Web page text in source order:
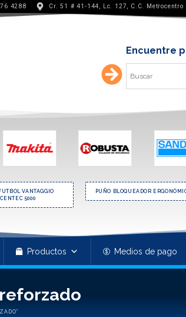
4288 Cr. 51 # 41-144, Lc. 127, C.C. Metrocentro
Encuentre
VANTAGGIO
5000
PUÑO BLOQUEADOR
Productos Medios de pago